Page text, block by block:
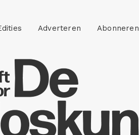
Adverteren Abonneren